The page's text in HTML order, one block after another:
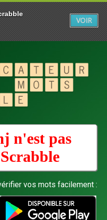
n'est pas
Scrabble
vos mots facilement :
VOIR